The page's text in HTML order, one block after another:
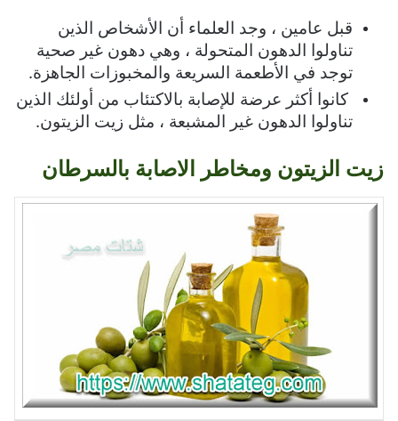
قبل عامين ، وجد العلماء أن الأشخاص الذين
تناولوا الدهون المتحولة ، وهي دهون غير صحية
توجد في الأطعمة السريعة والمخبوزات الجاهزة.
كانوا أكثر عرضة للإصابة بالاكتئاب من أولئك الذين
تناولوا الدهون غير المشبعة ، مثل زيت الزيتون.
زيت الزيتون ومخاطر الاصابة بالسرطان